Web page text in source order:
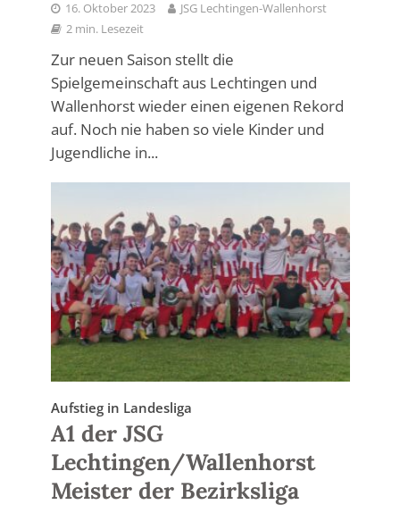
16. Oktober 2023
JSG Lechtingen-Wallenhorst
2 min. Lesezeit
Zur neuen Saison stellt die
Spielgemeinschaft aus Lechtingen und
Wallenhorst wieder einen eigenen Rekord
auf. Noch nie haben so viele Kinder und
Jugendliche in...
Aufstieg in Landesliga
A1 der JSG
Lechtingen/Wallenhorst
Meister der Bezirksliga